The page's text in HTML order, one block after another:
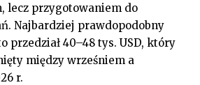
lecz przygotowaniem do
Najbardziej prawdopodobny
przedział 40–48 tys. USD, który
między wrześniem a
r.